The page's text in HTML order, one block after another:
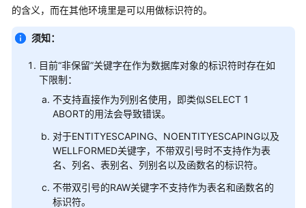
务
告
产
的含义，而在其他环境里是可以用做标识符的。
须知：
目前“非保留”关键字在作为数据库对象的标识符时存在如
下限制：
不支持直接作为列别名使用，即类似SELECT 1
ABORT的用法会导致错误。
对于ENTITYESCAPING、NOENTITYESCAPING以及
WELLFORMED关键字，不带双引号时不支持作为表
名、列名、表别名、列别名以及函数名的标识符。
不带双引号的RAW关键字不支持作为表名和函数名的
标识符。